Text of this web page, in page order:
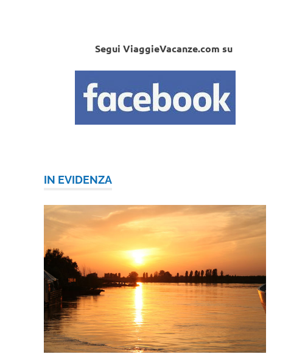
Segui ViaggieVacanze.com su
IN EVIDENZA